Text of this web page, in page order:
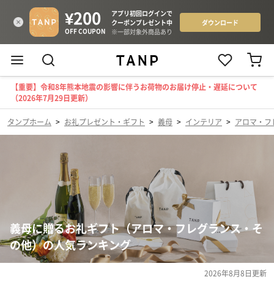
【重要】令和8年熊本地震の影響に伴うお荷物のお届け停止・遅延について
（2026年7月29日更新）
タンプホーム > お礼プレゼント・ギフト > 義母 > インテリア > アロマ・
義母に贈るお礼ギフト（アロマ・フレグランス・そ
の他）の人気ランキング
2026年8月8日更新